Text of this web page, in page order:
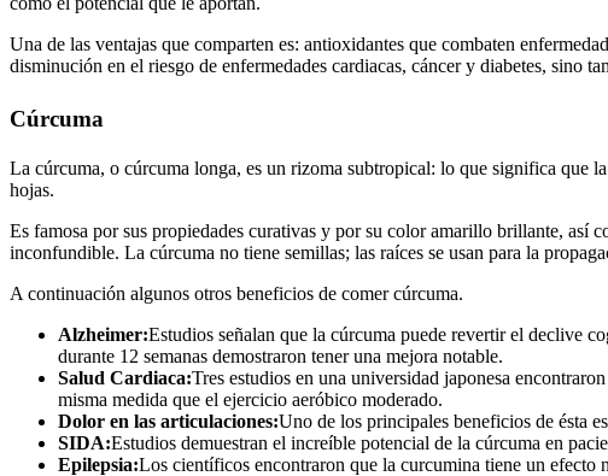
Una de las ventajas que comparten es: antioxidantes que combaten
disminución en el riesgo de enfermedades cardiacas, cáncer y diabetes, sino
Cúrcuma
La cúrcuma, o cúrcuma longa, es un rizoma subtropical: lo que significa que
hojas.
Es famosa por sus propiedades curativas y por su color amarillo brillante,
inconfundible. La cúrcuma no tiene semillas; las raíces se usan para la
A continuación algunos otros beneficios de comer cúrcuma.
Alzheimer:Estudios señalan que la cúrcuma puede revertir el declive
durante 12 semanas demostraron tener una mejora notable.
Salud Cardiaca:Tres estudios en una universidad japonesa
misma medida que el ejercicio aeróbico moderado.
Dolor en las articulaciones:Uno de los principales beneficios de ésta
SIDA:Estudios demuestran el increíble potencial de la cúrcuma en
Epilepsia:Los científicos encontraron que la curcumina tiene un efecto